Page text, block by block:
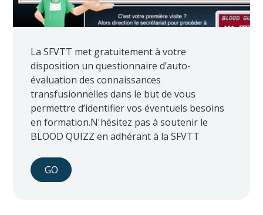
La SFVTT met gratuitement à votre
disposition un questionnaire d’auto-
évaluation des connaissances
transfusionnelles dans le but de vous
permettre d’identifier vos éventuels besoins
en formation.N'hésitez pas à soutenir le
BLOOD QUIZZ en adhérant à la SFVTT
GO